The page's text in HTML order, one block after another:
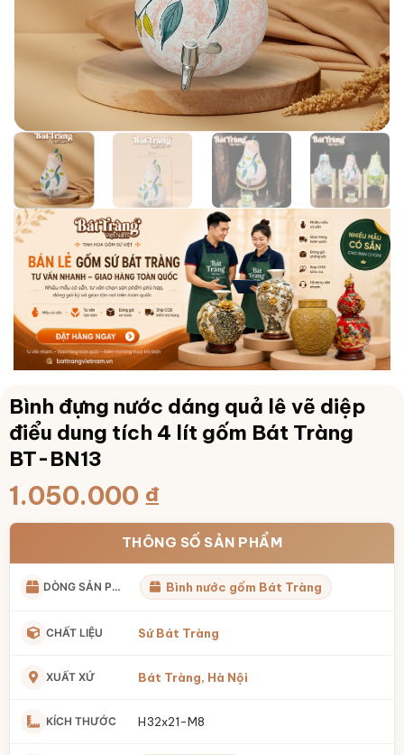
Bình đựng nước dáng quả lê vẽ diệp
điểu dung tích 4 lít gốm Bát Tràng
BT-BN13
1.050.000 ₫
THÔNG SỐ SẢN PHẨM
DÒNG SẢN PHẨM Bình nước gốm Bát Tràng
CHẤT LIỆU Sứ Bát Tràng
XUẤT XỨ Bát Tràng, Hà Nội
KÍCH THƯỚC H32x21-M8